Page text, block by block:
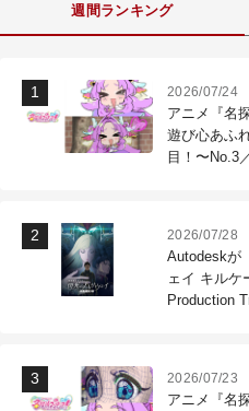
週間ランキング
2026/07/24
アニメ『名
遊び心あふ
目！〜No.3
2026/07/28
Autodeskが
ェイ キル
Production
2026/07/23
アニメ『名